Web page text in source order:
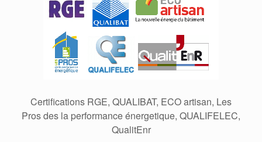
Certifications RGE, QUALIBAT, ECO artisan, Les
Pros des la performance énergetique, QUALIFELEC,
QualitEnr